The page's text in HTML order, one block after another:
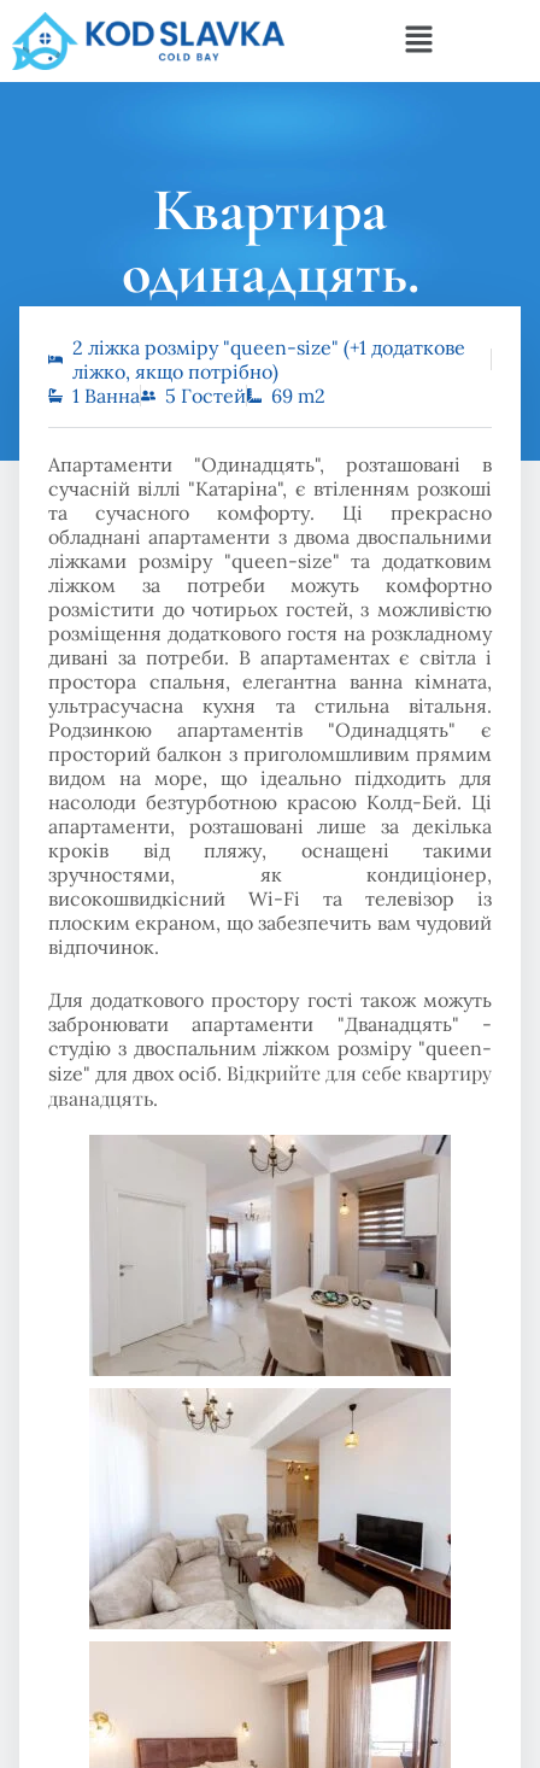
Квартира
одинадцять.
Головна Квартира одинадцять.
2 ліжка розміру "queen-size" (+1 додаткове
ліжко, якщо потрібно)
1 Ванна
5 Гостей 69 m2
Апартаменти "Одинадцять", розташовані в
сучасній віллі "Катаріна", є втіленням розкоші
та сучасного комфорту. Ці прекрасно
обладнані апартаменти з двома двоспальними
ліжками розміру "queen-size" та додатковим
ліжком за потреби можуть комфортно
розмістити до чотирьох гостей, з можливістю
розміщення додаткового гостя на розкладному
дивані за потреби. В апартаментах є світла і
простора спальня, елегантна ванна кімната,
ультрасучасна кухня та стильна вітальня.
Родзинкою апартаментів "Одинадцять" є
просторий балкон з приголомшливим прямим
видом на море, що ідеально підходить для
насолоди безтурботною красою Колд-Бей. Ці
апартаменти, розташовані лише за декілька
кроків від пляжу, оснащені такими
зручностями, як кондиціонер,
високошвидкісний Wi-Fi та телевізор із
плоским екраном, що забезпечить вам чудовий
відпочинок.
Для додаткового простору гості також можуть
забронювати апартаменти "Дванадцять" -
студію з двоспальним ліжком розміру "queen-
size" для двох осіб. Відкрийте для себе квартиру
дванадцять.